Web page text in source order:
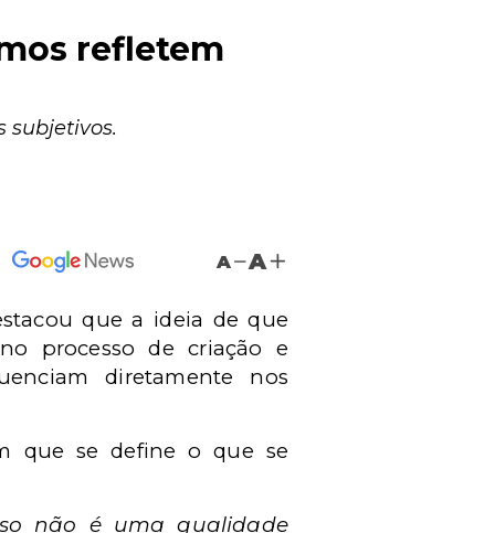
refletem
subjetivos.
A A
que a ideia de que
processo de criação e
diretamente nos
que se define o que se
não é uma qualidade